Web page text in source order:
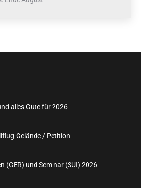
alles Gute für 2026
Gelände / Petition
(GER) und Seminar (SUI) 2026